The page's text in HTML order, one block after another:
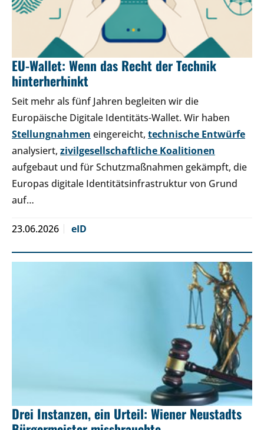
EU-Wallet: Wenn das Recht der Technik
hinterherhinkt
Seit mehr als fünf Jahren begleiten wir die
Europäische Digitale Identitäts-Wallet. Wir haben
Stellungnahmen eingereicht, technische Entwürfe
analysiert, zivilgesellschaftliche Koalitionen
aufgebaut und für Schutzmaßnahmen gekämpft, die
Europas digitale Identitätsinfrastruktur von Grund
auf…
23.06.2026 eID
Drei Instanzen, ein Urteil: Wiener Neustadts